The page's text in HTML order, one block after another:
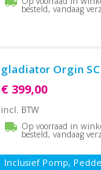
besteld, vandaag
gladiator Orgin SC
€ 399,00
incl. BTW
Op voorraad in
besteld, vandaag
Inclusief Pomp,